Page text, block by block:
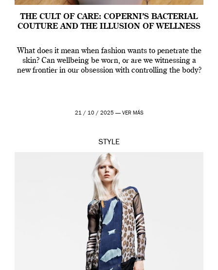
THE CULT OF CARE: COPERNI’S BACTERIAL
COUTURE AND THE ILLUSION OF WELLNESS
What does it mean when fashion wants to penetrate the
skin? Can wellbeing be worn, or are we witnessing a
new frontier in our obsession with controlling the body?
21 / 10 / 2025 — VER MÁS
STYLE